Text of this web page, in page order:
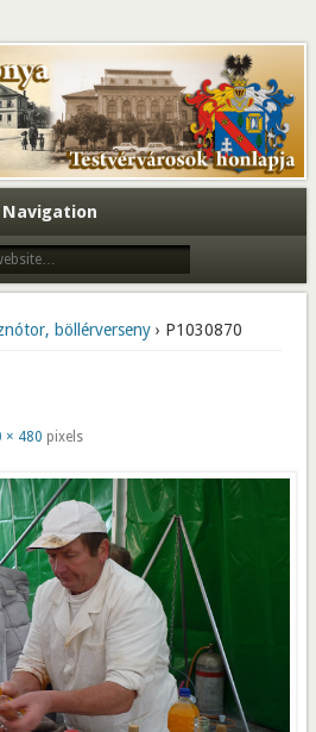
Navigation
böllérverseny› P1030870
× 480 pixels